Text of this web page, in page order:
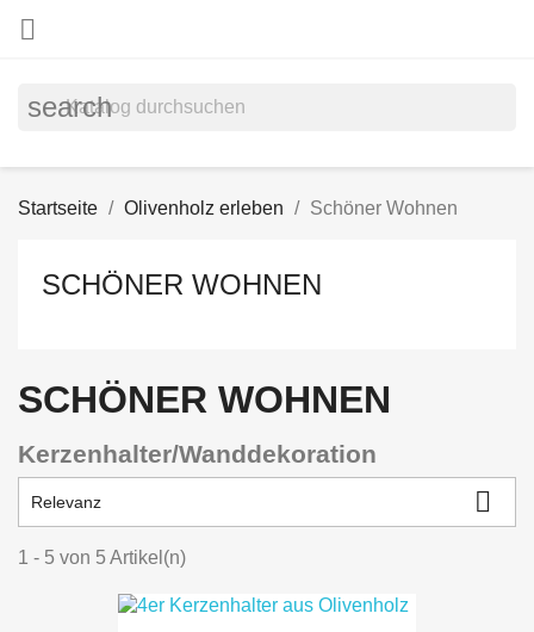

search
Startseite Olivenholz erleben Schöner Wohnen
SCHÖNER WOHNEN
SCHÖNER WOHNEN
Kerzenhalter/Wanddekoration
Relevanz 
1 - 5 von 5 Artikel(n)